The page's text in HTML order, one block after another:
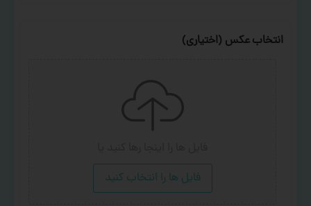
انتخاب عکس (اختیاری)
فایل ها را انتخاب کنید